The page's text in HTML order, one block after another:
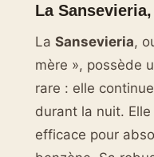
La
La Sansevieria,
mère », possède
rare : elle
durant la nuit.
efficace pour